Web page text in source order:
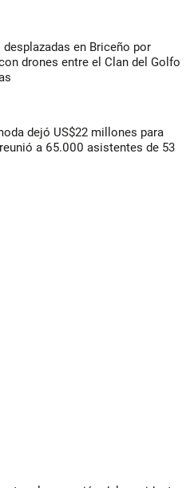
en Briceño por
drones entre el Clan del Golfo
dejó US$22 millones para
a 65.000 asistentes de 53